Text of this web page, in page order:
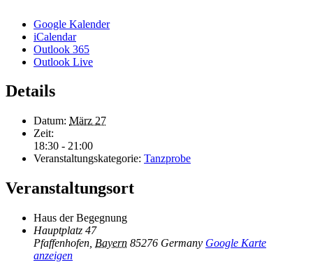
Google Kalender
iCalendar
Outlook 365
Outlook Live
Details
Datum: März 27
Zeit:
18:30 - 21:00
Veranstaltungskategorie: Tanzprobe
Veranstaltungsort
Haus der Begegnung
Hauptplatz 47
Pfaffenhofen Bayern 85276 Germany Google Karte
anzeigen